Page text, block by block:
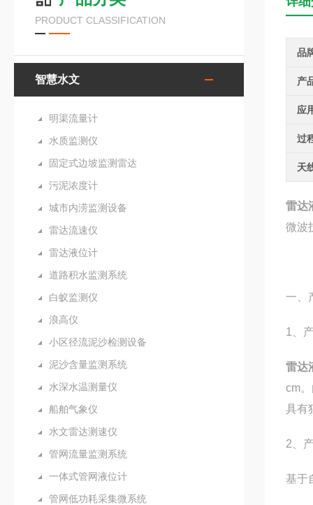
PRODUCT CLASSIFICATION
智慧水文
明渠流量计
水质监测仪
固定式边坡监测雷达
污泥浓度计
城市内涝监测设备
雷达流速仪
雷达液位计
道路积水监测系统
白蚁监测仪
浪高仪
小区径流泥沙检测设备
泥沙含量监测系统
水深水温测量仪
船舶气象仪
水文雷达测速仪
管网流量监测系统
一体式管网液位计
管网低功耗采集微系统
品
产
应
过
天
雷达
微波
一、
1、
雷达
cm
具有
2、
基于